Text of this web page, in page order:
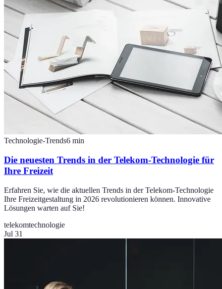
Technologie-Trends6 min
Die neuesten Trends in der Telekom-Technologie für
Ihre Freizeit
Erfahren Sie, wie die aktuellen Trends in der Telekom-Technologie
Ihre Freizeitgestaltung in 2026 revolutionieren können. Innovative
Lösungen warten auf Sie!
telekomtechnologie
Jul 31